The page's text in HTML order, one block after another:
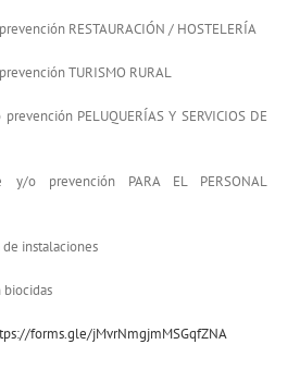
RESTAURACIÓN / HOSTELERÍA
TURISMO RURAL
PELUQUERÍAS Y SERVICIOS DE
o prevención PARA EL PERSONAL
instalaciones
biocidas
forms.gle/jMvrNmgjmMSGqfZNA